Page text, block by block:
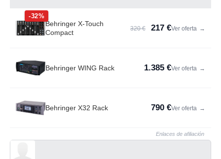
-32%
Behringer X-Touch
Compact
320 € 217 €Ver oferta →
Behringer WING Rack 1.385 €Ver oferta →
Behringer X32 Rack 790 €Ver oferta →
Enlaces de afiliación